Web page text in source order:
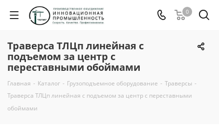
0
Траверса ТЛЦп линейная с
подъемом за центр с
переставными обоймами
Главная - Каталог - Грузоподъемное оборудование - Траверсы -
Траверса ТЛЦп линейная с подъемом за центр с переставными
обоймами